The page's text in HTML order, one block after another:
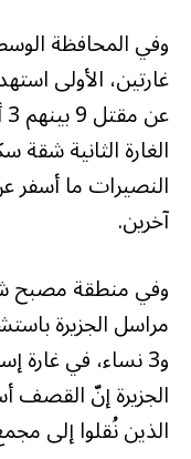
غارتين، الأولى
الغارة الثانية
النصيرات ما
آخرين.
وفي منطقة مصبح
و3 نساء، في غارة
الجزيرة إنّ القصف
الذين نُقلوا إلى